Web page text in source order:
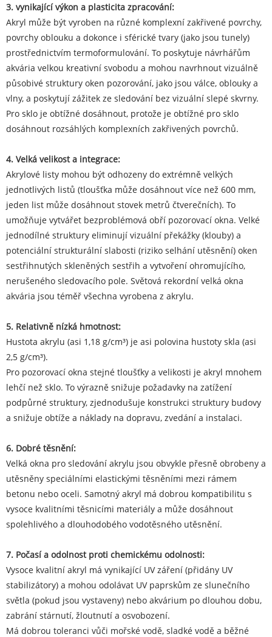
3. vynikající výkon a plasticita zpracování:
Akryl může být vyroben na různé komplexní zakřivené povrchy,
povrchy oblouku a dokonce i sférické tvary (jako jsou tunely)
prostřednictvím termoformulování. To poskytuje návrhářům
akvária velkou kreativní svobodu a mohou navrhnout vizuálně
působivé struktury oken pozorování, jako jsou válce, oblouky a
vlny, a poskytují zážitek ze sledování bez vizuální slepé skvrny.
Pro sklo je obtížné dosáhnout, protože je obtížné pro sklo
dosáhnout rozsáhlých komplexních zakřivených povrchů.
4. Velká velikost a integrace:
Akrylové listy mohou být odhozeny do extrémně velkých
jednotlivých listů (tloušťka může dosáhnout více než 600 mm,
jeden list může dosáhnout stovek metrů čtverečních). To
umožňuje vytvářet bezproblémová obří pozorovací okna. Velké
jednodílné struktury eliminují vizuální překážky (klouby) a
potenciální strukturální slabosti (riziko selhání utěsnění) oken
sestřihnutých skleněných sestřih a vytvoření ohromujícího,
nerušeného sledovacího pole. Světová rekordní velká okna
akvária jsou téměř všechna vyrobena z akrylu.
5. Relativně nízká hmotnost:
Hustota akrylu (asi 1,18 g/cm³) je asi polovina hustoty skla (asi
2,5 g/cm³).
Pro pozorovací okna stejné tloušťky a velikosti je akryl mnohem
lehčí než sklo. To výrazně snižuje požadavky na zatížení
podpůrné struktury, zjednodušuje konstrukci struktury budovy
a snižuje obtíže a náklady na dopravu, zvedání a instalaci.
6. Dobré těsnění:
Velká okna pro sledování akrylu jsou obvykle přesně obrobeny a
utěsněny speciálními elastickými těsněními mezi rámem
betonu nebo oceli. Samotný akryl má dobrou kompatibilitu s
vysoce kvalitními těsnicími materiály a může dosáhnout
spolehlivého a dlouhodobého vodotěsného utěsnění.
7. Počasí a odolnost proti chemickému odolnosti:
Vysoce kvalitní akryl má vynikající UV záření (přidány UV
stabilizátory) a mohou odolávat UV paprskům ze slunečního
světla (pokud jsou vystaveny) nebo akvárium po dlouhou dobu,
zabrání stárnutí, žloutnutí a osvobození.
Má dobrou toleranci vůči mořské vodě, sladké vodě a běžné